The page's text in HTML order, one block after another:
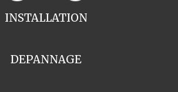
INSTALLATION
DEPANNAGE